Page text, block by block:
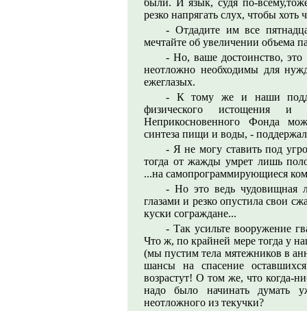
были. И язык, судя по-
резко напрягать слух, чтобы хоть
- Отдадите им все
мечтайте об увеличении объема
- Но, ваше достоинство,
неотложно необходимы для
ежеглазых.
- К тому же и наши
физического истощения и
Неприкосновенного Фонда
синтеза пищи и воды, -
- Я не могу ставить под
тогда от жажды умрет лишь
...на самопрограммирующиеся
- Но это ведь чудовищная
глазами и резко опустила свои
куски сограждане...
- Так усильте вооружение
Что ж, по крайней мере тогда у
(мы пустим тела мятежников в
шансы на спасение
возрастут! О том же, что когда-
надо было начинать думать
неотложного из текучки?